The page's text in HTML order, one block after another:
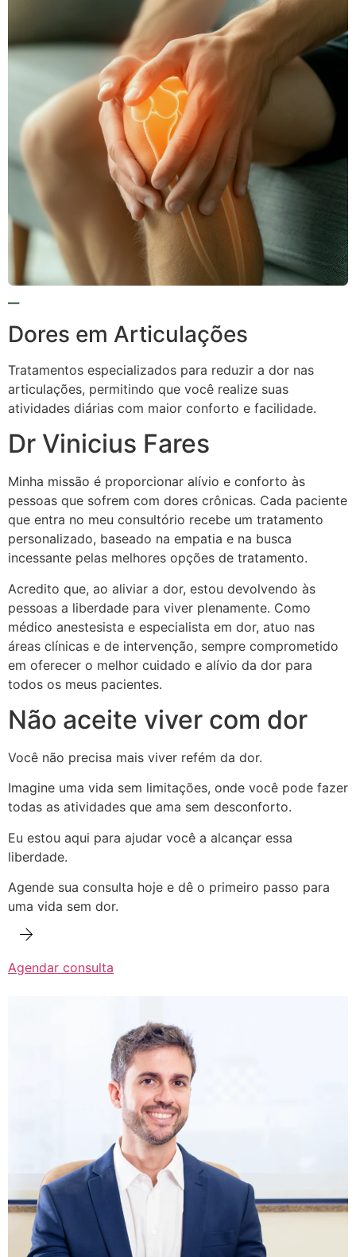
Dores em Articulações
Tratamentos especializados para reduzir a dor nas
articulações, permitindo que você realize suas
atividades diárias com maior conforto e facilidade.
Dr Vinicius Fares
Minha missão é proporcionar alívio e conforto às
pessoas que sofrem com dores crônicas. Cada paciente
que entra no meu consultório recebe um tratamento
personalizado, baseado na empatia e na busca
incessante pelas melhores opções de tratamento.
Acredito que, ao aliviar a dor, estou devolvendo às
pessoas a liberdade para viver plenamente. Como
médico anestesista e especialista em dor, atuo nas
áreas clínicas e de intervenção, sempre comprometido
em oferecer o melhor cuidado e alívio da dor para
todos os meus pacientes.
Não aceite viver com dor
Você não precisa mais viver refém da dor.
Imagine uma vida sem limitações, onde você pode fazer
todas as atividades que ama sem desconforto.
Eu estou aqui para ajudar você a alcançar essa
liberdade.
Agende sua consulta hoje e dê o primeiro passo para
uma vida sem dor.
Agendar consulta